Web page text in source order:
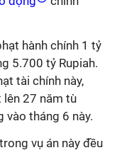
hành chính 1 tỷ
5.700 tỷ Rupiah.
tài chính này,
lên 27 năm tù
tháng 6 này.
vụ án này đều